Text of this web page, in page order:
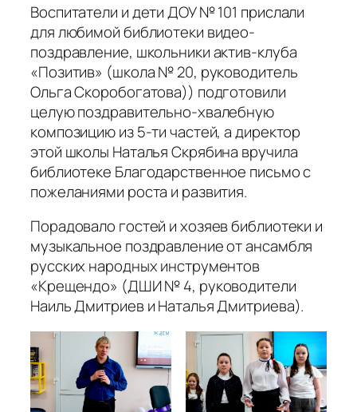
Воспитатели и дети ДОУ № 101 прислали
для любимой библиотеки видео-
поздравление, школьники актив-клуба
«Позитив» (школа № 20, руководитель
Ольга Скоробогатова)) подготовили
целую поздравительно-хвалебную
композицию из 5-ти частей, а директор
этой школы Наталья Скрябина вручила
библиотеке Благодарственное письмо с
пожеланиями роста и развития.
Порадовало гостей и хозяев библиотеки и
музыкальное поздравление от ансамбля
русских народных инструментов
«Крещендо» (ДШИ № 4, руководители
Наиль Дмитриев и Наталья Дмитриева).